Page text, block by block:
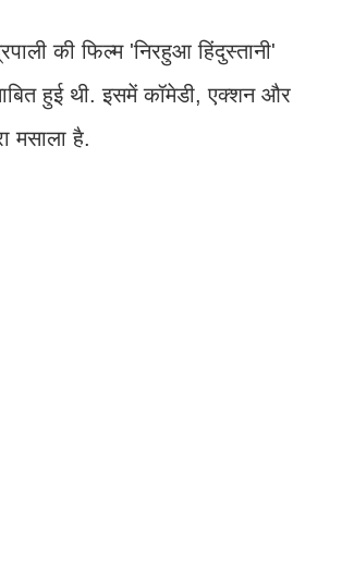
की फिल्म 'निरहुआ हिंदुस्तानी'
हुई थी. इसमें कॉमेडी, एक्शन और
मसाला है.